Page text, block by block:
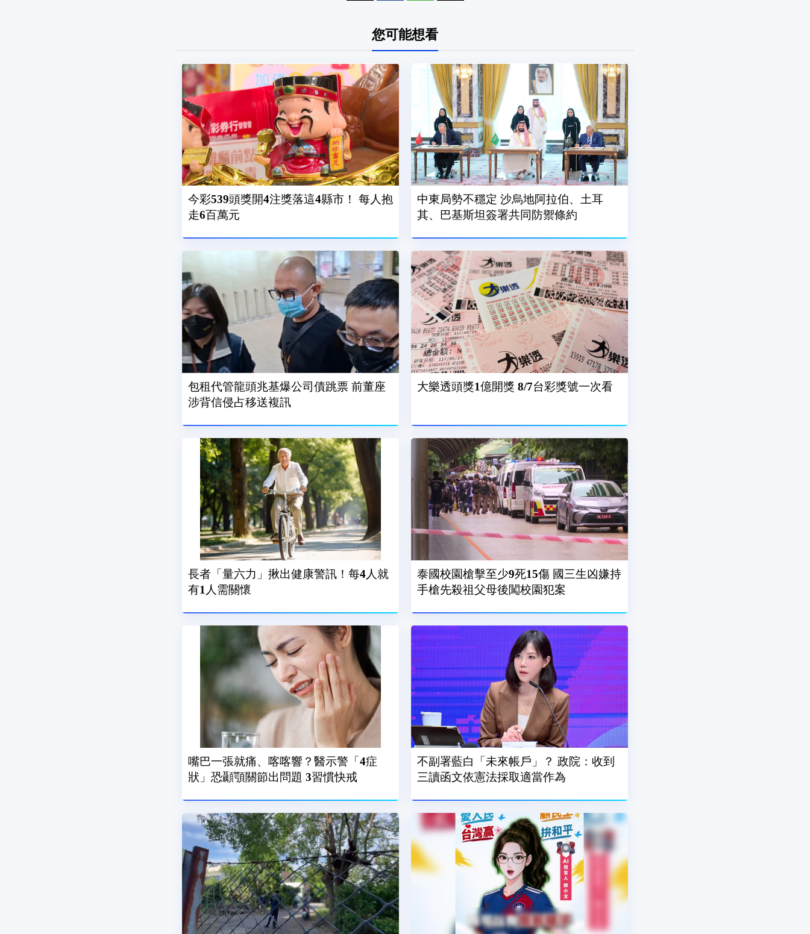
您可能想看
今彩539頭獎開4注獎落這4縣市！ 每人抱
走6百萬元
中東局勢不穩定 沙烏地阿拉伯、土耳
其、巴基斯坦簽署共同防禦條約
包租代管龍頭兆基爆公司債跳票 前董座
涉背信侵占移送複訊
大樂透頭獎1億開獎 8/7台彩獎號一次看
長者「量六力」揪出健康警訊！每4人就
有1人需關懷
泰國校園槍擊至少9死15傷 國三生凶嫌持
手槍先殺祖父母後闖校園犯案
嘴巴一張就痛、喀喀響？醫示警「4症
狀」恐顳顎關節出問題 3習慣快戒
不副署藍白「未來帳戶」？ 政院：收到
三讀函文依憲法採取適當作為